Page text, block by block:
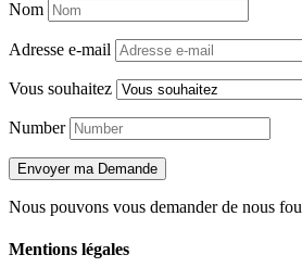
Nom
Adresse e-mail
Vous souhaitez
Number
Envoyer ma Demande
Nous pouvons vous demander de nous
Mentions légales